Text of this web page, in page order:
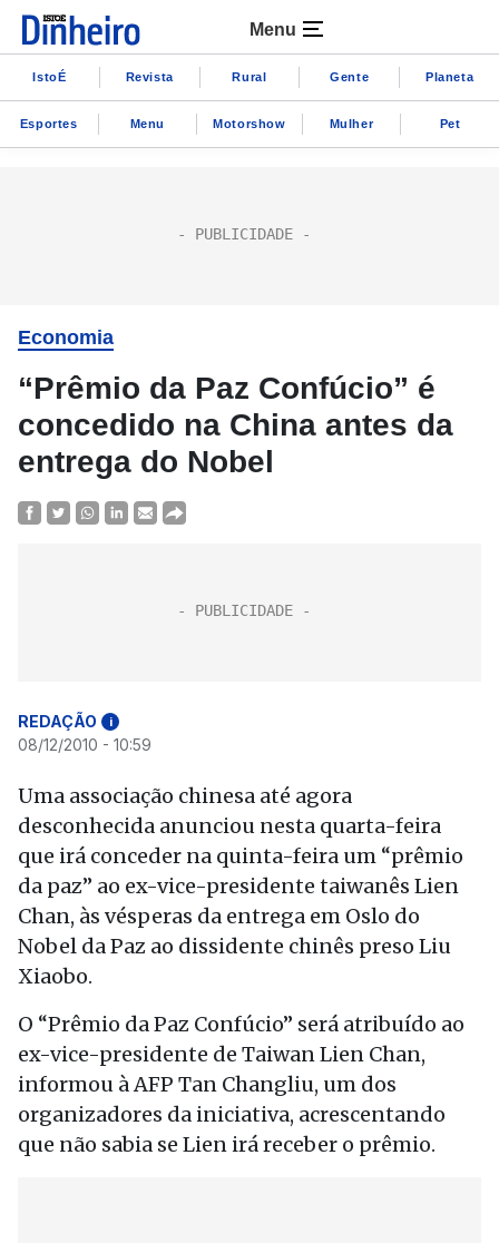
Menu
IstoÉ Revista Rural Gente Planeta
Esportes Menu Motorshow Mulher Pet
Economia
“Prêmio da Paz Confúcio” é
concedido na China antes da
entrega do Nobel
REDAÇÃO i
08/12/2010 - 10:59
Uma associação chinesa até agora
desconhecida anunciou nesta quarta-feira
que irá conceder na quinta-feira um “prêmio
da paz” ao ex-vice-presidente taiwanês Lien
Chan, às vésperas da entrega em Oslo do
Nobel da Paz ao dissidente chinês preso Liu
Xiaobo.
O “Prêmio da Paz Confúcio” será atribuído ao
ex-vice-presidente de Taiwan Lien Chan,
informou à AFP Tan Changliu, um dos
organizadores da iniciativa, acrescentando
que não sabia se Lien irá receber o prêmio.